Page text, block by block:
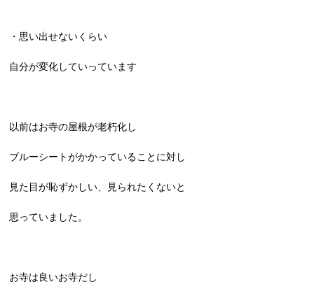
・思い出せないくらい
自分が変化していっています
以前はお寺の屋根が老朽化し
ブルーシートがかかっていることに対し
見た目が恥ずかしい、見られたくないと
思っていました。
お寺は良いお寺だし